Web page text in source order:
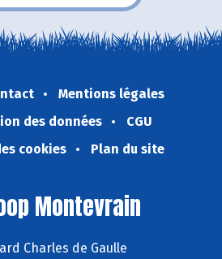
Mentions légales
des données
CGU
cookies
Plan du site
Montevrain
Charles de Gaulle